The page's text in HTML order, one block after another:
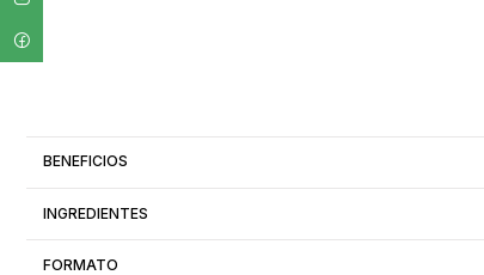
BENEFICIOS
INGREDIENTES
FORMATO